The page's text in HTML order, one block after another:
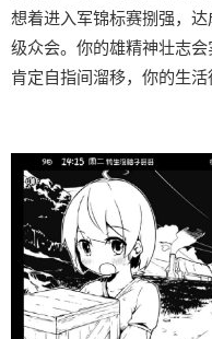
想着进入军锦标赛捌强，
级众会。你的雄精神壮志
肯定自指间溜移，你的生活